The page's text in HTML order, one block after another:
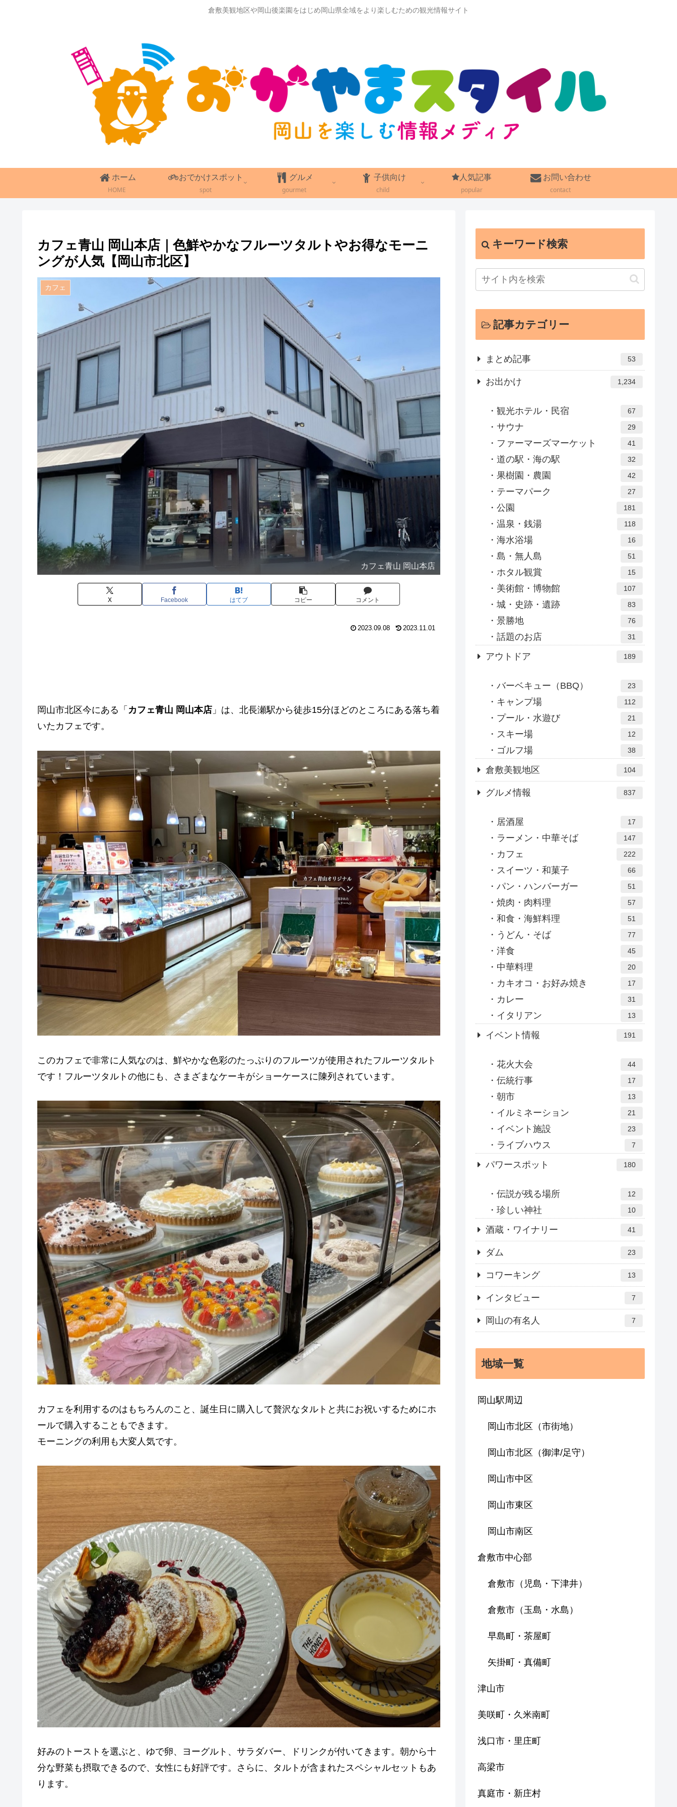
倉敷美観地区や岡山後楽園をはじめ岡山県全域をより楽しむための観光情報サイト
ホーム
HOME
おでかけスポット
spot
グルメ
gourmet
子供向け
child
人気記事
popular
お問い合わせ
contact
カフェ青山 岡山本店｜色鮮やかなフルーツタルトやお得なモーニ
ングが人気【岡山市北区】
カフェ
カフェ青山 岡山本店
X Facebook はてブ コピー コメント
2023.09.08 2023.11.01
岡山市北区今にある「 カフェ青山 岡山本店 」は、北長瀬駅から徒歩15分ほどのところにある落ち着
いたカフェです。
このカフェで非常に人気なのは、鮮やかな色彩のたっぷりのフルーツが使用されたフルーツタルト
です！フルーツタルトの他にも、さまざまなケーキがショーケースに陳列されています。
カフェを利用するのはもちろんのこと、誕生日に購入して贅沢なタルトと共にお祝いするためにホ
ールで購入することもできます。
モーニングの利用も大変人気です。
好みのトーストを選ぶと、ゆで卵、ヨーグルト、サラダバー、ドリンクが付いてきます。朝から十
分な野菜も摂取できるので、女性にも好評です。さらに、タルトが含まれたスペシャルセットもあ
ります。
キーワード検索
記事カテゴリー
まとめ記事 53
お出かけ 1,234
観光ホテル・民宿 67
サウナ 29
ファーマーズマーケット 41
道の駅・海の駅 32
果樹園・農園 42
テーマパーク 27
公園 181
温泉・銭湯 118
海水浴場 16
島・無人島 51
ホタル観賞 15
美術館・博物館 107
城・史跡・遺跡 83
景勝地 76
話題のお店 31
アウトドア 189
バーベキュー（BBQ） 23
キャンプ場 112
プール・水遊び 21
スキー場 12
ゴルフ場 38
倉敷美観地区 104
グルメ情報 837
居酒屋 17
ラーメン・中華そば 147
カフェ 222
スイーツ・和菓子 66
パン・ハンバーガー 51
焼肉・肉料理 57
和食・海鮮料理 51
うどん・そば 77
洋食 45
中華料理 20
カキオコ・お好み焼き 17
カレー 31
イタリアン 13
イベント情報 191
花火大会 44
伝統行事 17
朝市 13
イルミネーション 21
イベント施設 23
ライブハウス 7
パワースポット 180
伝説が残る場所 12
珍しい神社 10
酒蔵・ワイナリー 41
ダム 23
コワーキング 13
インタビュー 7
岡山の有名人 7
地域一覧
岡山駅周辺
岡山市北区（市街地）
岡山市北区（御津/足守）
岡山市中区
岡山市東区
岡山市南区
倉敷市中心部
倉敷市（児島・下津井）
倉敷市（玉島・水島）
早島町・茶屋町
矢掛町・真備町
津山市
美咲町・久米南町
浅口市・里庄町
高梁市
真庭市・新庄村